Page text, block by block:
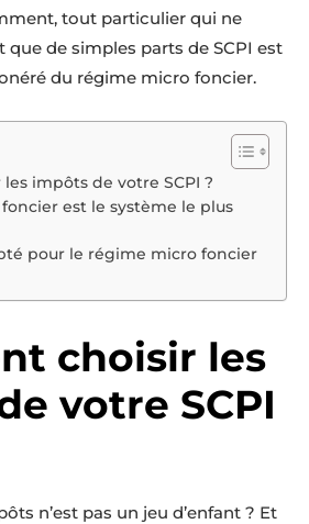
tout particulier qui ne
de simples parts de SCPI est
du régime micro foncier.
impôts de votre SCPI ?
est le système le plus
pour le régime micro foncier
choisir les
votre SCPI
n’est pas un jeu d’enfant ? Et